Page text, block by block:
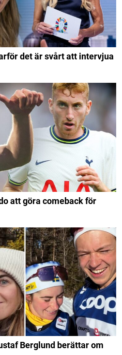
det är svårt att intervjua
att göra comeback för
Berglund berättar om